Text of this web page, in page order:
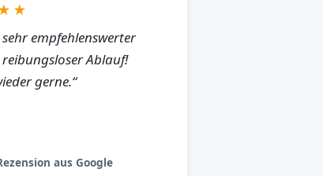
empfehlenswerter
Ablauf!
gerne.“
aus Google